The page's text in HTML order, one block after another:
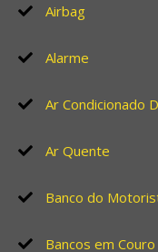
Airbag
Alarme
Ar Condicionado
Ar Quente
Banco do
Bancos em Couro